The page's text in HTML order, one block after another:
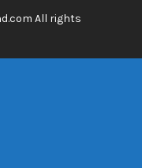
All rights